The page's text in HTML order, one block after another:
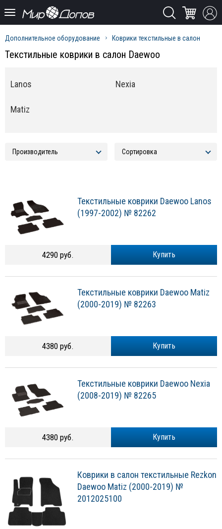
Дополнительное оборудование Коврики текстильные в салон
Текстильные коврики в салон Daewoo
Lanos
Matiz
Nexia
Текстильные коврики Daewoo Lanos
(1997-2002) № 82262
Купить
4290 руб.
Текстильные коврики Daewoo Matiz
(2000-2019) № 82263
Купить
4380 руб.
Текстильные коврики Daewoo Nexia
(2008-2019) № 82265
Купить
4380 руб.
Коврики в салон текстильные Rezkon
Daewoo Matiz (2000-2019) №
2012025100